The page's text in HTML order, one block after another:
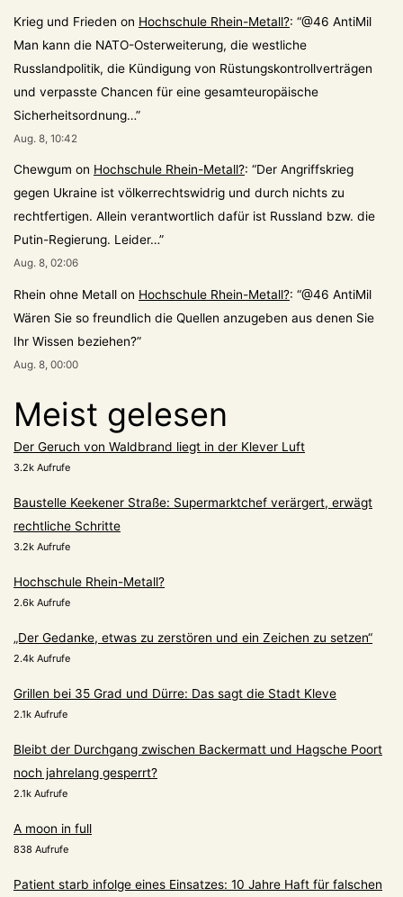
Krieg und Frieden on Hochschule Rhein-Metall?: “@46 AntiMil
Man kann die NATO-Osterweiterung, die westliche
Russlandpolitik, die Kündigung von Rüstungskontrollverträgen
und verpasste Chancen für eine gesamteuropäische
Sicherheitsordnung…”
Aug. 8, 10:42
Chewgum on Hochschule Rhein-Metall?: “Der Angriffskrieg
gegen Ukraine ist völkerrechtswidrig und durch nichts zu
rechtfertigen. Allein verantwortlich dafür ist Russland bzw. die
Putin-Regierung. Leider…”
Aug. 8, 02:06
Rhein ohne Metall on Hochschule Rhein-Metall?: “@46 AntiMil
Wären Sie so freundlich die Quellen anzugeben aus denen Sie
Ihr Wissen beziehen?”
Aug. 8, 00:00
Meist gelesen
Der Geruch von Waldbrand liegt in der Klever Luft
3.2k Aufrufe
Baustelle Keekener Straße: Supermarktchef verärgert, erwägt
rechtliche Schritte
3.2k Aufrufe
Hochschule Rhein-Metall?
2.6k Aufrufe
„Der Gedanke, etwas zu zerstören und ein Zeichen zu setzen“
2.4k Aufrufe
Grillen bei 35 Grad und Dürre: Das sagt die Stadt Kleve
2.1k Aufrufe
Bleibt der Durchgang zwischen Backermatt und Hagsche Poort
noch jahrelang gesperrt?
2.1k Aufrufe
A moon in full
838 Aufrufe
Patient starb infolge eines Einsatzes: 10 Jahre Haft für falschen